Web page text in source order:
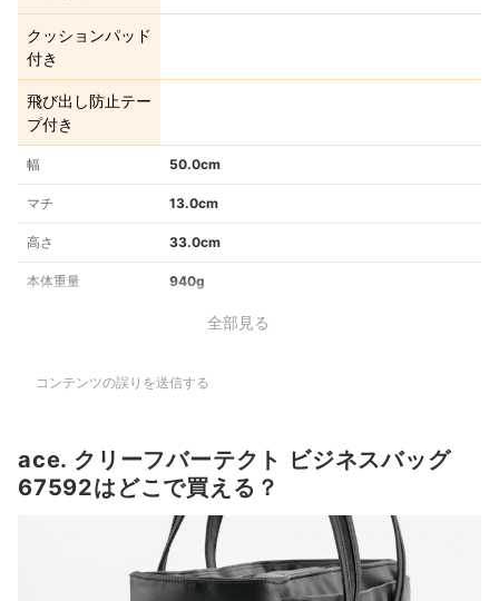
クッションパッド
付き
飛び出し防止テー
プ付き
幅 50.0cm
マチ 13.0cm
高さ 33.0cm
本体重量 940g
全部見る
コンテンツの誤りを送信する
ace. クリーフバーテクト ビジネスバッグ
67592はどこで買える？